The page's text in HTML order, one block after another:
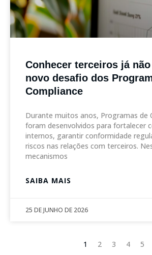
Conhecer terceiros já
novo desafio dos
Compliance
Durante muitos anos, Programas de
foram desenvolvidos para fortalecer
internos, garantir conformidade
riscos nas relações com terceiros.
mecanismos
SAIBA MAIS
25 DE JUNHO DE 2026
1 2 3 4 5